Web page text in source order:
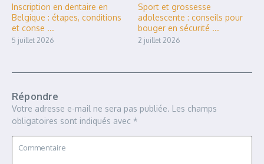
Inscription en dentaire en
Belgique : étapes, conditions
et conse ...
5 juillet 2026
Sport et grossesse
adolescente : conseils pour
bouger en sécurité ...
2 juillet 2026
Répondre
Votre adresse e-mail ne sera pas publiée. Les champs
obligatoires sont indiqués avec *